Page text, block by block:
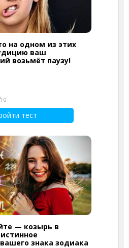
на одном из этих
ваш
возьмёт паузу!
0
тест
— козырь в
знака зодиака